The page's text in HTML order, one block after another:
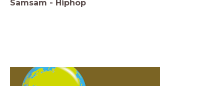
Samsam - Hiphop